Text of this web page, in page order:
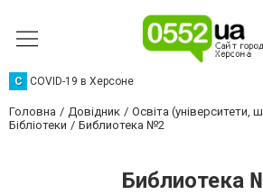
C COVID-19 в Херсоне
Головна Довідник
Освіта (університети,
Бібліотеки
Библиотека №2
Библиотека